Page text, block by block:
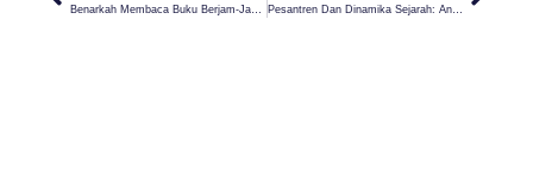
Pesantren Dan Dinamika Sejarah: Antara Romantisme Dan Realitas